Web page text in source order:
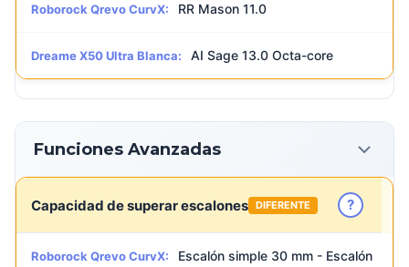
Roborock Qrevo CurvX: RR Mason 11.0
Dreame X50 Ultra Blanca: AI Sage 13.0 Octa-core
Funciones Avanzadas
Capacidad de superar escalones DIFERENTE ?
Roborock Qrevo CurvX:
Escalón simple 30 mm - Escalón